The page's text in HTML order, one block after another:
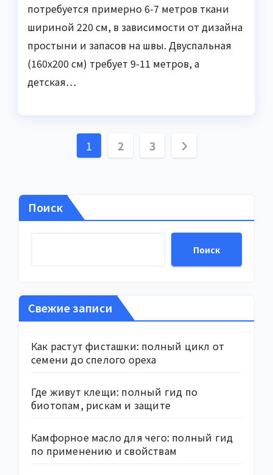
потребуется примерно 6-7 метров ткани
шириной 220 см, в зависимости от дизайна
простыни и запасов на швы. Двуспальная
(160x200 см) требует 9-11 метров, а
детская…
Пагинация
1 2 3
Поиск
Поиск
Свежие записи
Как растут фисташки: полный цикл от
семени до спелого ореха
Где живут клещи: полный гид по
биотопам, рискам и защите
Камфорное масло для чего: полный гид
по применению и свойствам